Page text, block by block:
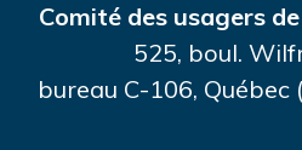
Comité des usagers
525, boul.
bureau C-106, Québec